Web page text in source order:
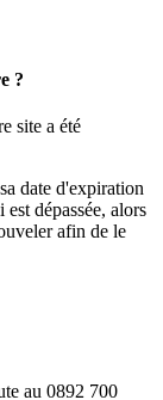
?
site a été
date d'expiration
dépassée, alors
afin de le
au 0892 700